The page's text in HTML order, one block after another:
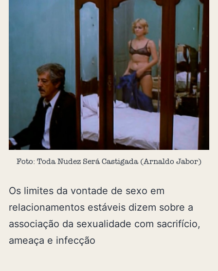
Foto: Toda Nudez Será Castigada (Arnaldo Jabor)
Os limites da vontade de sexo em
relacionamentos estáveis dizem sobre a
associação da sexualidade com sacrifício,
ameaça e infecção